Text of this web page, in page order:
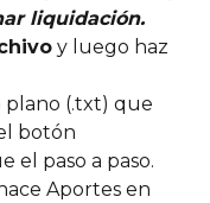
liquidación.
y luego haz
plano (.txt) que
botón
el paso a paso.
Aportes en